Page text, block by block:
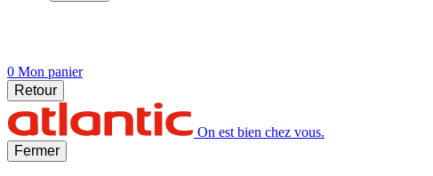
0 Mon panier
Retour
On est bien chez vous.
Fermer